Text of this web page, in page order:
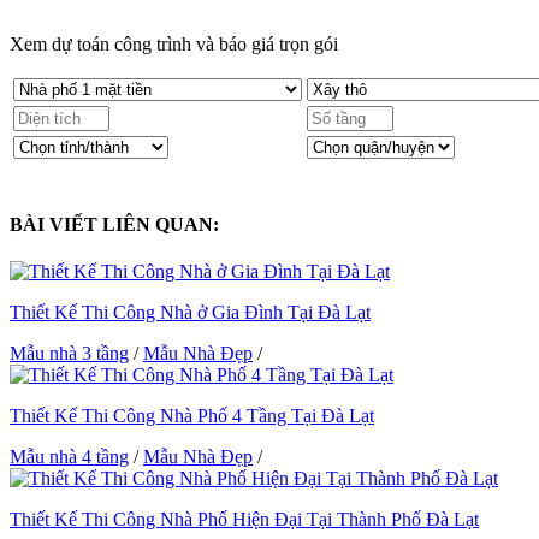
Xem dự toán công trình và báo giá trọn gói
BÀI VIẾT LIÊN QUAN:
Thiết Kế Thi Công Nhà ở Gia Đình Tại Đà Lạt
Mẫu nhà 3 tầng /Mẫu Nhà Đẹp /
Thiết Kế Thi Công Nhà Phố 4 Tầng Tại Đà Lạt
Mẫu nhà 4 tầng /Mẫu Nhà Đẹp /
Thiết Kế Thi Công Nhà Phố Hiện Đại Tại Thành Phố Đà Lạt